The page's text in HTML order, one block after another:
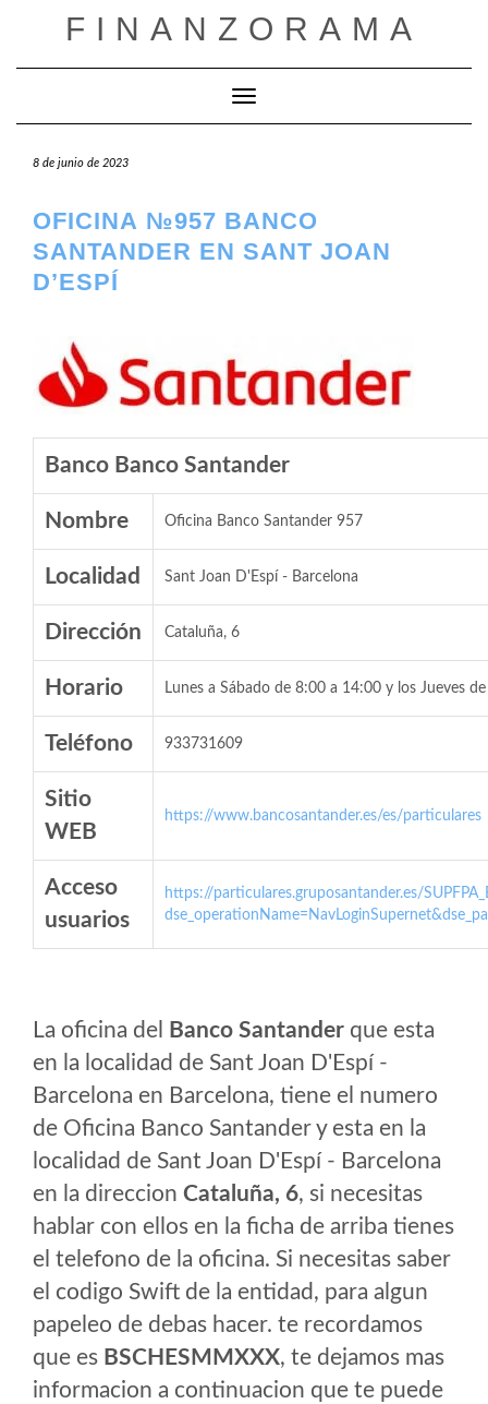
FINANZORAMA
Cambiar modo de navegación
8 de junio de 2023
OFICINA №957 BANCO
SANTANDER EN SANT JOAN
D’ESPÍ
Banco Banco Santander
Nombre Oficina Banco Santander 957
Localidad Sant Joan D'Espí - Barcelona
Dirección Cataluña, 6
Horario Lunes a Sábado de 8:00 a 14:00 y los Jueves
Teléfono 933731609
Sitio
WEB
https://www.bancosantander.es/es/particulares
Acceso
usuarios
https://particulares.gruposantander.es/
La oficina del Banco Santander que esta
en la localidad de Sant Joan D'Espí -
Barcelona en Barcelona, tiene el numero
de Oficina Banco Santander y esta en la
localidad de Sant Joan D'Espí - Barcelona
en la direccion Cataluña, 6, si necesitas
hablar con ellos en la ficha de arriba tienes
el telefono de la oficina. Si necesitas saber
el codigo Swift de la entidad, para algun
papeleo de debas hacer. te recordamos
que es BSCHESMMXXX, te dejamos mas
informacion a continuacion que te puede